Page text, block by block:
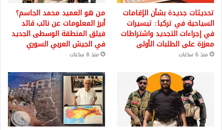
تحديثات جديدة بشأن الإقامات
السياحية في تركيا: تيسيرات
في إجراءات التجديد واشتراطات
معززة على الطلبات الأولى
منذ 6 ساعات
من هو العميد محمد الجاسم؟
أبرز المعلومات عن نائب قائد
فيلق المنطقة الوسطى الجديد
في الجيش العربي السوري
منذ 8 ساعات